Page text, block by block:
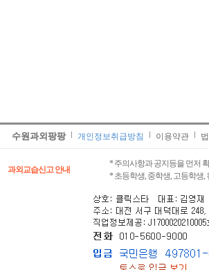
수원과외팡팡 개인정보취급방침 이용약관
과외교습신고 안내
* 주의사항과 공지등을 먼저
* 초등학생, 중학생, 고등학생